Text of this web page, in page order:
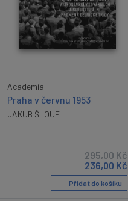
Academia
Praha v červnu 1953
JAKUB ŠLOUF
295,00Kč
236,00 Kč
Přidat do košíku